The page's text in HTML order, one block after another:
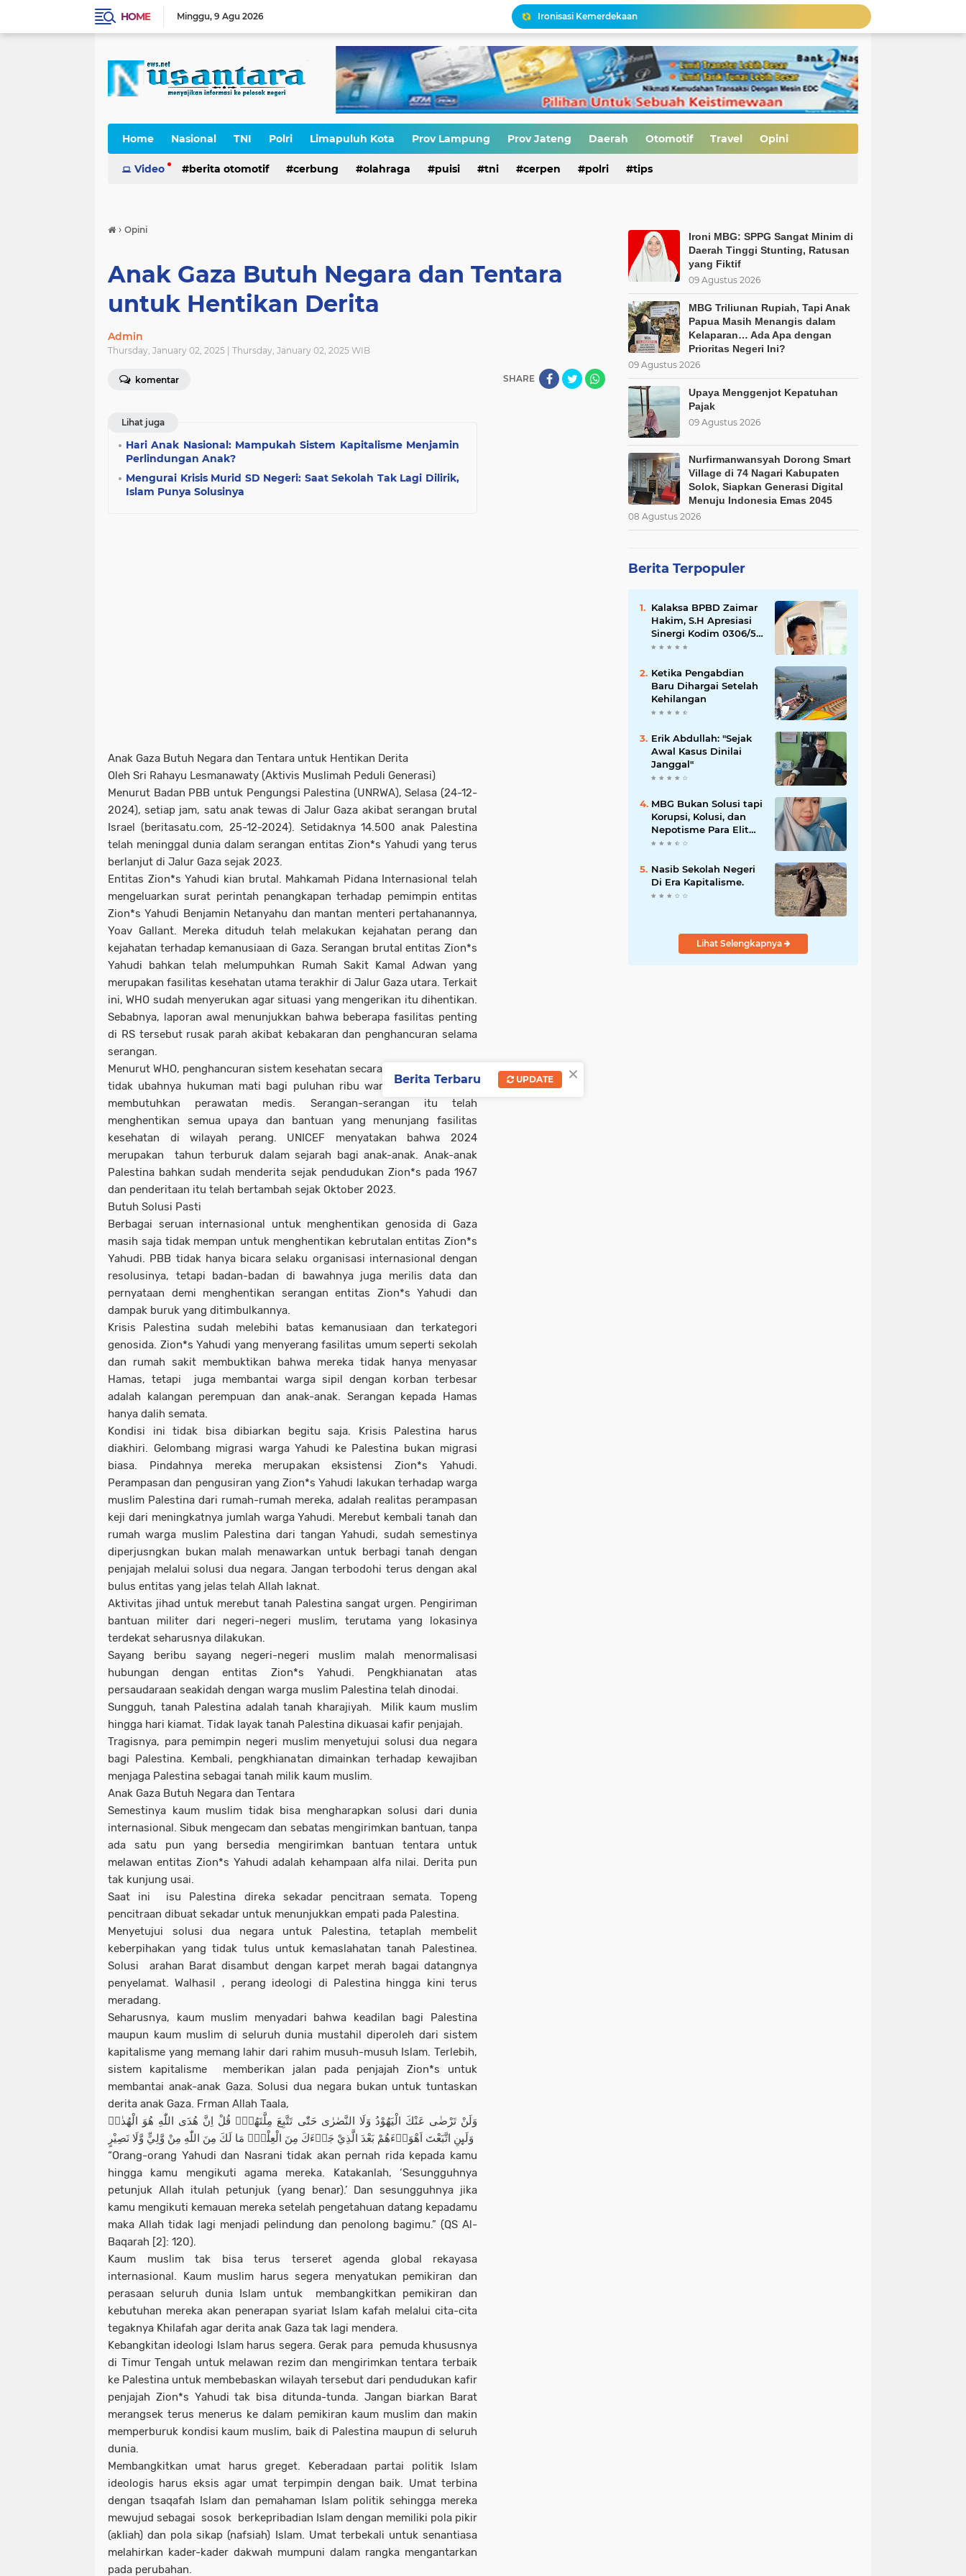
HOME Minggu 9 Agu 2026
Ironisasi Kemerdekaan
MBG Bukan Solusi tapi Korupsi, Kolusi, dan Nepotisme Para Elit Politik, Kolusi, dan Nepotisme Para Elit Politik
HIV di Kalangan Pelajar, Saatnya Evaluasi Arah Kebijakan
Erik Abdullah: "Sejak Awal Kasus Dinilai Janggal"
Upaya Menggenjot Kepatuhan Pajak
MBG Triliunan Rupiah, Tapi Anak Papua Masih Menangis dalam Kelaparan… Ada Apa dengan Prioritas Negeri Ini?
Narasi Pajak Bukan Solusi Bijak
Home Nasional TNI Polri Limapuluh Kota Prov Lampung Prov Jateng Daerah Otomotif Travel Opini
Cerpen
Video berita otomotif cerbung olahraga puisi tni cerpen polri tips
› Opini
Anak Gaza Butuh Negara dan Tentara
untuk Hentikan Derita
Admin
Thursday, January 02, 2025 | Thursday, January 02, 2025 WIB
komentar SHARE
Lihat juga
Hari Anak Nasional: Mampukah Sistem Kapitalisme Menjamin
Perlindungan Anak?
Mengurai Krisis Murid SD Negeri: Saat Sekolah Tak Lagi Dilirik,
Islam Punya Solusinya
Anak Gaza Butuh Negara dan Tentara untuk Hentikan Derita
Oleh Sri Rahayu Lesmanawaty (Aktivis Muslimah Peduli Generasi)
Menurut Badan PBB untuk Pengungsi Palestina (UNRWA), Selasa (24-12-
2024), setiap jam, satu anak tewas di Jalur Gaza akibat serangan brutal
Israel (beritasatu.com, 25-12-2024). Setidaknya 14.500 anak Palestina
telah meninggal dunia dalam serangan entitas Zion*s Yahudi yang terus
berlanjut di Jalur Gaza sejak 2023.
Entitas Zion*s Yahudi kian brutal. Mahkamah Pidana Internasional telah
mengeluarkan surat perintah penangkapan terhadap pemimpin entitas
Zion*s Yahudi Benjamin Netanyahu dan mantan menteri pertahanannya,
Yoav Gallant. Mereka dituduh telah melakukan kejahatan perang dan
kejahatan terhadap kemanusiaan di Gaza. Serangan brutal entitas Zion*s
Yahudi bahkan telah melumpuhkan Rumah Sakit Kamal Adwan yang
merupakan fasilitas kesehatan utama terakhir di Jalur Gaza utara. Terkait
ini, WHO sudah menyerukan agar situasi yang mengerikan itu dihentikan.
Sebabnya, laporan awal menunjukkan bahwa beberapa fasilitas penting
di RS tersebut rusak parah akibat kebakaran dan penghancuran selama
serangan.
Menurut WHO, penghancuran sistem kesehatan secara sistematis di Gaza
tidak ubahnya hukuman mati bagi puluhan ribu warga Palestina yang
membutuhkan perawatan medis. Serangan-serangan itu telah
menghentikan semua upaya dan bantuan yang menunjang fasilitas
kesehatan di wilayah perang. UNICEF menyatakan bahwa 2024
merupakan tahun terburuk dalam sejarah bagi anak-anak. Anak-anak
Palestina bahkan sudah menderita sejak pendudukan Zion*s pada 1967
dan penderitaan itu telah bertambah sejak Oktober 2023.
Butuh Solusi Pasti
Berbagai seruan internasional untuk menghentikan genosida di Gaza
masih saja tidak mempan untuk menghentikan kebrutalan entitas Zion*s
Yahudi. PBB tidak hanya bicara selaku organisasi internasional dengan
resolusinya, tetapi badan-badan di bawahnya juga merilis data dan
pernyataan demi menghentikan serangan entitas Zion*s Yahudi dan
dampak buruk yang ditimbulkannya.
Krisis Palestina sudah melebihi batas kemanusiaan dan terkategori
genosida. Zion*s Yahudi yang menyerang fasilitas umum seperti sekolah
dan rumah sakit membuktikan bahwa mereka tidak hanya menyasar
Hamas, tetapi juga membantai warga sipil dengan korban terbesar
adalah kalangan perempuan dan anak-anak. Serangan kepada Hamas
hanya dalih semata.
Kondisi ini tidak bisa dibiarkan begitu saja. Krisis Palestina harus
diakhiri. Gelombang migrasi warga Yahudi ke Palestina bukan migrasi
biasa. Pindahnya mereka merupakan eksistensi Zion*s Yahudi.
Perampasan dan pengusiran yang Zion*s Yahudi lakukan terhadap warga
muslim Palestina dari rumah-rumah mereka, adalah realitas perampasan
keji dari meningkatnya jumlah warga Yahudi. Merebut kembali tanah dan
rumah warga muslim Palestina dari tangan Yahudi, sudah semestinya
diperjusngkan bukan malah menawarkan untuk berbagi tanah dengan
penjajah melalui solusi dua negara. Jangan terbodohi terus dengan akal
bulus entitas yang jelas telah Allah laknat.
Aktivitas jihad untuk merebut tanah Palestina sangat urgen. Pengiriman
bantuan militer dari negeri-negeri muslim, terutama yang lokasinya
terdekat seharusnya dilakukan.
Sayang beribu sayang negeri-negeri muslim malah menormalisasi
hubungan dengan entitas Zion*s Yahudi. Pengkhianatan atas
persaudaraan seakidah dengan warga muslim Palestina telah dinodai.
Sungguh, tanah Palestina adalah tanah kharajiyah. Milik kaum muslim
hingga hari kiamat. Tidak layak tanah Palestina dikuasai kafir penjajah.
Tragisnya, para pemimpin negeri muslim menyetujui solusi dua negara
bagi Palestina. Kembali, pengkhianatan dimainkan terhadap kewajiban
menjaga Palestina sebagai tanah milik kaum muslim.
Anak Gaza Butuh Negara dan Tentara
Semestinya kaum muslim tidak bisa mengharapkan solusi dari dunia
internasional. Sibuk mengecam dan sebatas mengirimkan bantuan, tanpa
ada satu pun yang bersedia mengirimkan bantuan tentara untuk
melawan entitas Zion*s Yahudi adalah kehampaan alfa nilai. Derita pun
tak kunjung usai.
Saat ini isu Palestina direka sekadar pencitraan semata. Topeng
pencitraan dibuat sekadar untuk menunjukkan empati pada Palestina.
Menyetujui solusi dua negara untuk Palestina, tetaplah membelit
keberpihakan yang tidak tulus untuk kemaslahatan tanah Palestinea.
Solusi arahan Barat disambut dengan karpet merah bagai datangnya
penyelamat. Walhasil , perang ideologi di Palestina hingga kini terus
meradang.
Seharusnya, kaum muslim menyadari bahwa keadilan bagi Palestina
maupun kaum muslim di seluruh dunia mustahil diperoleh dari sistem
kapitalisme yang memang lahir dari rahim musuh-musuh Islam. Terlebih,
sistem kapitalisme memberikan jalan pada penjajah Zion*s untuk
membantai anak-anak Gaza. Solusi dua negara bukan untuk tuntaskan
derita anak Gaza. Frman Allah Taala,
وَلَنْ تَرْضٰى عَنْكَ الْيَهُوْدُ وَلَا النَّصٰرٰى حَتّٰى تَتَّبِعَ مِلَّتَهُمْۗ قُلْ اِنَّ هُدَى اللّٰهِ هُوَ الْهُدٰىۗ
وَلَىِٕنِ اتَّبَعْتَ اَهْوَاۤءَهُمْ بَعْدَ الَّذِيْ جَاۤءَكَ مِنَ الْعِلْمِۙ مَا لَكَ مِنَ اللّٰهِ مِنْ وَّلِيٍّ وَّلَا نَصِيْرٍ
“Orang-orang Yahudi dan Nasrani tidak akan pernah rida kepada kamu
hingga kamu mengikuti agama mereka. Katakanlah, ‘Sesungguhnya
petunjuk Allah itulah petunjuk (yang benar).’ Dan sesungguhnya jika
kamu mengikuti kemauan mereka setelah pengetahuan datang kepadamu
maka Allah tidak lagi menjadi pelindung dan penolong bagimu.” (QS Al-
Baqarah [2]: 120).
Kaum muslim tak bisa terus terseret agenda global rekayasa
internasional. Kaum muslim harus segera menyatukan pemikiran dan
perasaan seluruh dunia Islam untuk membangkitkan pemikiran dan
kebutuhan mereka akan penerapan syariat Islam kafah melalui cita-cita
tegaknya Khilafah agar derita anak Gaza tak lagi mendera.
Kebangkitan ideologi Islam harus segera. Gerak para pemuda khususnya
di Timur Tengah untuk melawan rezim dan mengirimkan tentara terbaik
ke Palestina untuk membebaskan wilayah tersebut dari pendudukan kafir
penjajah Zion*s Yahudi tak bisa ditunda-tunda. Jangan biarkan Barat
merangsek terus menerus ke dalam pemikiran kaum muslim dan makin
memperburuk kondisi kaum muslim, baik di Palestina maupun di seluruh
dunia.
Membangkitkan umat harus greget. Keberadaan partai politik Islam
ideologis harus eksis agar umat terpimpin dengan baik. Umat terbina
dengan tsaqafah Islam dan pemahaman Islam politik sehingga mereka
mewujud sebagai sosok berkepribadian Islam dengan memiliki pola pikir
(akliah) dan pola sikap (nafsiah) Islam. Umat terbekali untuk senantiasa
melahirkan kader-kader dakwah mumpuni dalam rangka mengantarkan
pada perubahan.
Ironi MBG: SPPG Sangat Minim di
Daerah Tinggi Stunting, Ratusan
yang Fiktif
09 Agustus 2026
MBG Triliunan Rupiah, Tapi Anak
Papua Masih Menangis dalam
Kelaparan… Ada Apa dengan
Prioritas Negeri Ini?
09 Agustus 2026
Upaya Menggenjot Kepatuhan
Pajak
09 Agustus 2026
Nurfirmanwansyah Dorong Smart
Village di 74 Nagari Kabupaten
Solok, Siapkan Generasi Digital
Menuju Indonesia Emas 2045
08 Agustus 2026
Berita Terpopuler
Kalaksa BPBD Zaimar
Hakim, S.H Apresiasi
Sinergi Kodim 0306/50
Kota dalam
dan Penanganan
Bencana
Ketika Pengabdian
Baru Dihargai Setelah
Kehilangan
Erik Abdullah: "Sejak
Awal Kasus Dinilai
Janggal"
MBG Bukan Solusi tapi
Korupsi, Kolusi, dan
Nepotisme Para Elit
Politik, Kolusi, dan
Politik
Nasib Sekolah Negeri
Di Era Kapitalisme.
Lihat Selengkapnya
×
Berita Terbaru UPDATE